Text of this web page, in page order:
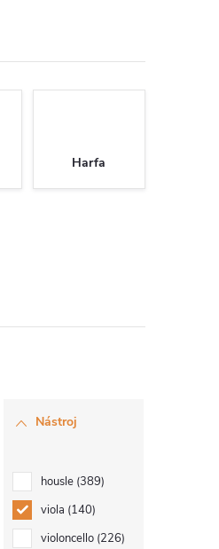
Harfa
Nástroj
housle 389
viola 140
violoncello 226